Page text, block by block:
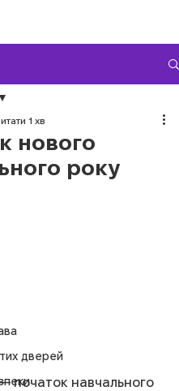
дверей
нового
року
1 хв
початок навчального